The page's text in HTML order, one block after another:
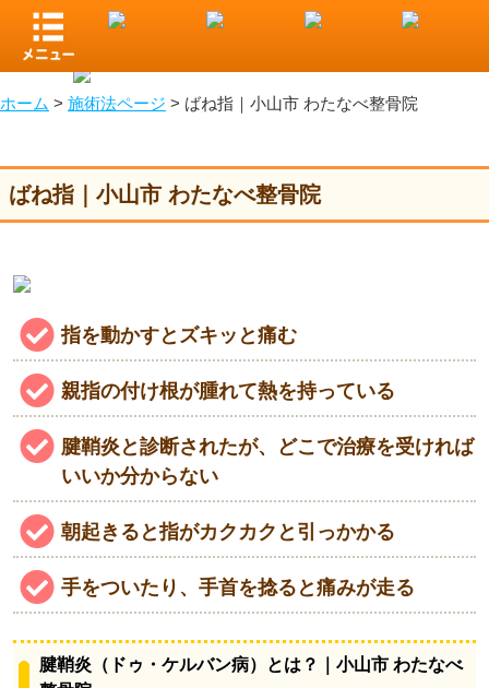
指を曲げると痛い、もしかして腱鞘炎やばね指？｜小山市 わたな
べ整骨院
ホーム > 施術法ページ > ばね指｜小山市 わたなべ整骨院
ばね指｜小山市 わたなべ整骨院
指を動かすとズキッと痛む
親指の付け根が腫れて熱を持っている
腱鞘炎と診断されたが、どこで治療を受ければ
いいか分からない
朝起きると指がカクカクと引っかかる
手をついたり、手首を捻ると痛みが走る
腱鞘炎（ドゥ・ケルバン病）とは？｜小山市 わたなべ